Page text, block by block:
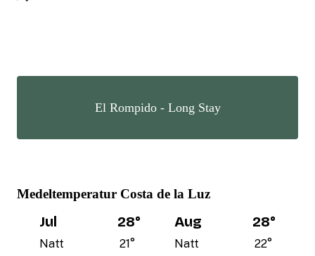
El Rompido - Long Stay
Medeltemperatur Costa de la Luz
Jul 28°
Natt 21°
Aug 28°
Natt 22°